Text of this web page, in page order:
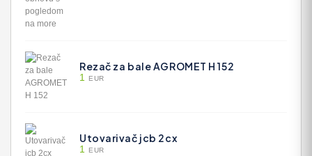
Rezač za bale AGROMET H 152
1 EUR
Utovarivač jcb 2cx
1 EUR